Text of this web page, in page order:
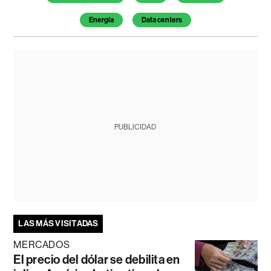
Energía Data centers
PUBLICIDAD
LAS MÁS VISITADAS
MERCADOS
El precio del dólar se debilita en